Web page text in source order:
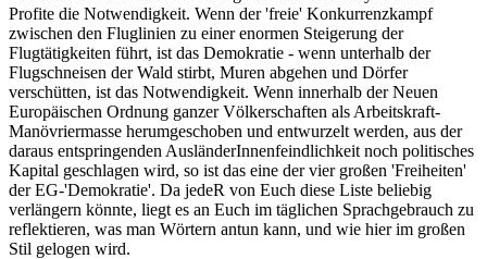
Profite die Notwendigkeit. Wenn der 'freie' Konkurrenzkampf
zwischen den Fluglinien zu einer enormen Steigerung der
Flugtätigkeiten führt, ist das Demokratie - wenn unterhalb der
Flugschneisen der Wald stirbt, Muren abgehen und Dörfer
verschütten, ist das Notwendigkeit. Wenn innerhalb der Neuen
Europäischen Ordnung ganzer Völkerschaften als Arbeitskraft-
Manövriermasse herumgeschoben und entwurzelt werden, aus der
daraus entspringenden AusländerInnenfeindlichkeit noch politisches
Kapital geschlagen wird, so ist das eine der vier großen 'Freiheiten'
der EG-'Demokratie'. Da jedeR von Euch diese Liste beliebig
verlängern könnte, liegt es an Euch im täglichen Sprachgebrauch zu
reflektieren, was man Wörtern antun kann, und wie hier im großen
Stil gelogen wird.